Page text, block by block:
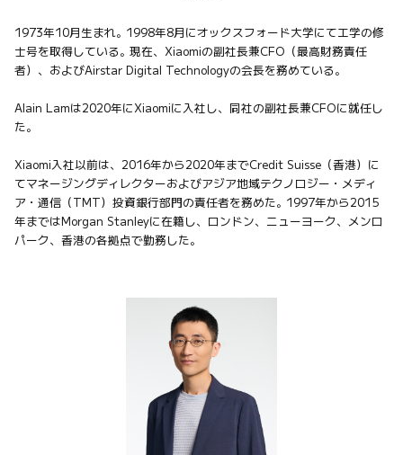
1973年10月生まれ。1998年8月にオックスフォード大学にて工学の修
士号を取得している。現在、Xiaomiの副社長兼CFO（最高財務責任
者）、およびAirstar Digital Technologyの会長を務めている。
Alain Lamは2020年にXiaomiに入社し、同社の副社長兼CFOに就任し
た。
Xiaomi入社以前は、2016年から2020年までCredit Suisse（香港）に
てマネージングディレクターおよびアジア地域テクノロジー・メディ
ア・通信（TMT）投資銀行部門の責任者を務めた。1997年から2015
年まではMorgan Stanleyに在籍し、ロンドン、ニューヨーク、メンロ
パーク、香港の各拠点で勤務した。